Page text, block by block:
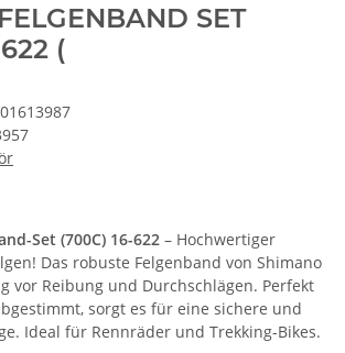
SET
(
Set (700C) 16-622 – Hochwertiger
Das robuste Felgenband von Shimano
vor Reibung und Durchschlägen. Perfekt
sorgt es für eine sichere und
Ideal für Rennräder und Trekking-Bikes.